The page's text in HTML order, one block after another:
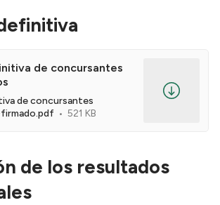
de concursantes
de concursantes
521 KB
de los resultados